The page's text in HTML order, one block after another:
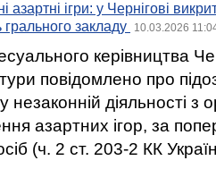
азартні ігри: у Чернігові
грального закладу
10.03.2026
керівництва
повідомлено про
діяльності з
азартних ігор, за
(ч. 2 ст. 203-2 КК